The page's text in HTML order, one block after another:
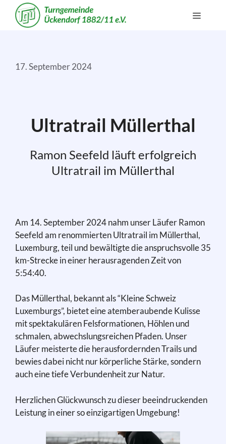
Inhalt
springen
Menü
17. September 2024
Ultratrail Müllerthal
Ramon Seefeld läuft erfolgreich
Ultratrail im Müllerthal
Am 14. September 2024 nahm unser Läufer Ramon
Seefeld am renommierten Ultratrail im Müllerthal,
Luxemburg, teil und bewältigte die anspruchsvolle 35
km-Strecke in einer herausragenden Zeit von
5:54:40.
Das Müllerthal, bekannt als “Kleine Schweiz
Luxemburgs”, bietet eine atemberaubende Kulisse
mit spektakulären Felsformationen, Höhlen und
schmalen, abwechslungsreichen Pfaden. Unser
Läufer meisterte die herausfordernden Trails und
bewies dabei nicht nur körperliche Stärke, sondern
auch eine tiefe Verbundenheit zur Natur.
Herzlichen Glückwunsch zu dieser beeindruckenden
Leistung in einer so einzigartigen Umgebung!